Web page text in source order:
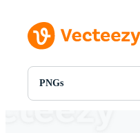
PNGs
Todas Imágenes